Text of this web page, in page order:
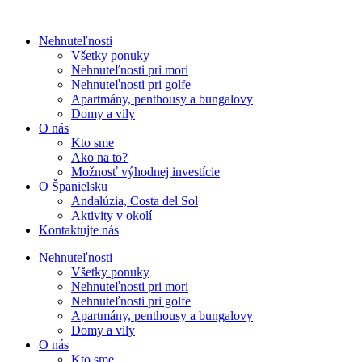
Nehnuteľnosti
Všetky ponuky
Nehnuteľnosti pri mori
Nehnuteľnosti pri golfe
Apartmány, penthousy a bungalovy
Domy a vily
O nás
Kto sme
Ako na to?
Možnosť výhodnej investície
O Španielsku
Andalúzia, Costa del Sol
Aktivity v okolí
Kontaktujte nás
Nehnuteľnosti
Všetky ponuky
Nehnuteľnosti pri mori
Nehnuteľnosti pri golfe
Apartmány, penthousy a bungalovy
Domy a vily
O nás
Kto sme